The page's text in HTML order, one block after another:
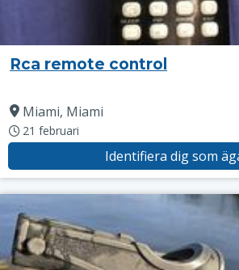
Rca remote control
Miami, Miami
21 februari
Identifiera dig som